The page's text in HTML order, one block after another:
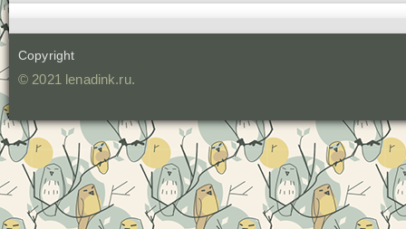
Copyright
© 2021 lenadink.ru.